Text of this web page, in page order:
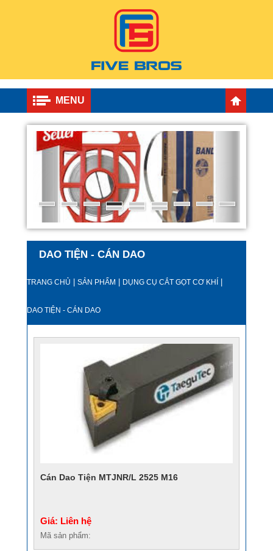
MENU
DAO TIỆN - CÁN DAO
TRANG CHỦ SẢN PHẨM DỤNG CỤ CẮT GỌT CƠ KHÍ
DAO TIỆN - CÁN DAO
Cán Dao Tiện MTJNR/L 2525 M16
Giá: Liên hệ
Mã sản phẩm: